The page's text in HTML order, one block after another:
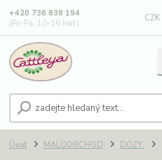
CZK
+420 736 638 194
(Po-Pá, 10-16 hod.)
Úvod MALOOBCHOD DÓZY